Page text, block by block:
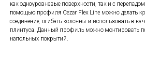
как одноуровневые поверхности, так и с
помощью профиля Cezar Flex Line можно делать
соединение, огибать колонны и использовать в
плинтуса. Данный профиль можно монтировать
напольных покрытий.